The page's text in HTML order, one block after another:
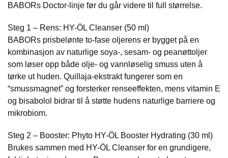
BABORs Doctor-linje før du går videre til full størrelse.
Steg 1 – Rens: HY-ÖL Cleanser (50 ml)
BABORs prisbelønte to-fase oljerens er bygget på en
kombinasjon av naturlige soya-, sesam- og peanøttoljer
som løser opp både olje- og vannløselig smuss uten å
tørke ut huden. Quillaja-ekstrakt fungerer som en
“smussmagnet” og forsterker renseeffekten, mens vitamin E
og bisabolol bidrar til å støtte hudens naturlige barriere og
mikrobiom.
Steg 2 – Booster: Phyto HY-ÖL Booster Hydrating (30 ml)
Brukes sammen med HY-ÖL Cleanser for en grundigere,